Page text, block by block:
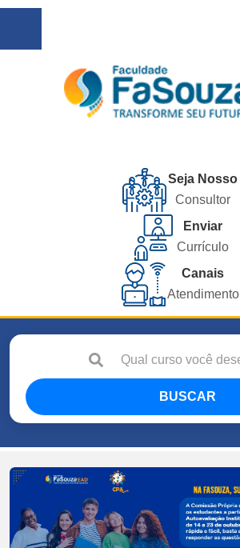
Seja Nosso
Consultor
Enviar
Currículo
Canais
Atendimento
BUSCAR